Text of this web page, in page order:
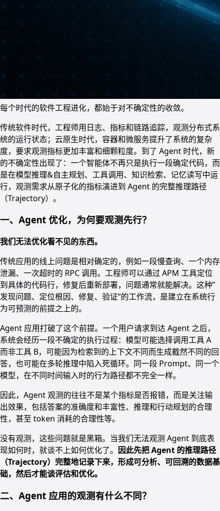
每个时代的软件工程进化，都始于对不确定性的收敛。
传统软件时代，工程师用日志、指标和链路追踪，观测分布式系
统的运行状态；云原生时代，容器和微服务提升了系统的复杂
度，要求观测指标更加丰富和细颗粒度。到了 Agent 时代，新
的不确定性出现了：一个智能体不再只是执行一段确定代码，而
是在模型推理&自主规划、工具调用、知识检索、记忆读写中运
行，观测需求从原子化的指标演进到 Agent 的完整推理路径
（Trajectory）。
一、Agent 优化，为何要观测先行？
我们无法优化看不见的东西。
传统应用的线上问题是相对确定的，例如一段慢查询、一个内存
泄漏、一次超时的 RPC 调用。工程师可以通过 APM 工具定位
到具体的代码行，修复后重新部署，问题通常就能解决。这种”
发现问题、定位根因、修复、验证”的工作流，是建立在系统行
为可预测的前提之上的。
Agent 应用打破了这个前提。一个用户请求到达 Agent 之后，
系统会经历一段不确定的执行过程：模型可能选择调用工具 A
而非工具 B，可能因为检索到的上下文不同而生成截然不同的回
答，也可能在多轮推理中陷入死循环。同一段 Prompt、同一个
模型，在不同时间输入时的行为路径都不完全一样。
因此，Agent 观测的往往不是某个指标是否报错，而是关注输
出效果，包括答案的准确度和丰富性、推理和行动规划的合理
性，甚至 token 消耗的合理性等。
没有观测，这些问题就是黑箱。当我们无法观测 Agent 到底表
现如何时，就谈不上如何优化了。 因此先把 Agent 的推理路径
（Trajectory）完整地记录下来，形成可分析、可回溯的数据基
础，然后才能谈评估和优化。
二、Agent 应用的观测有什么不同？